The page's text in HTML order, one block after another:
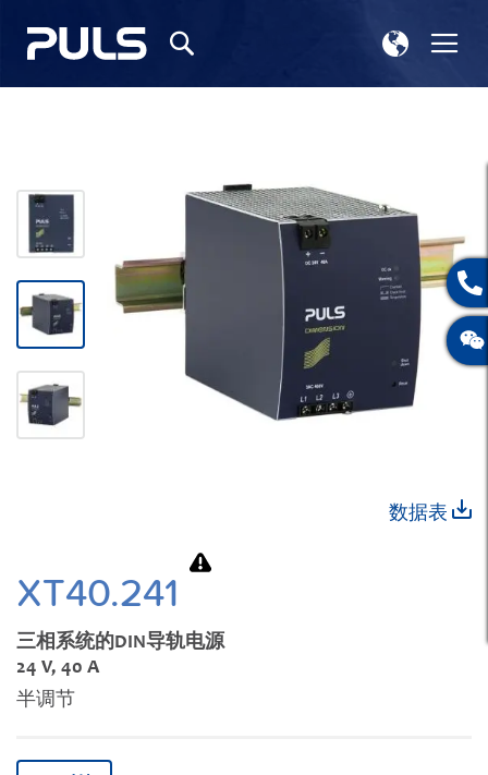
导
选
择
XT40.241
三相系统的DIN导轨电源
24 V, 40 A
半调节
数据表
图
片
库
图
像
库
开
头